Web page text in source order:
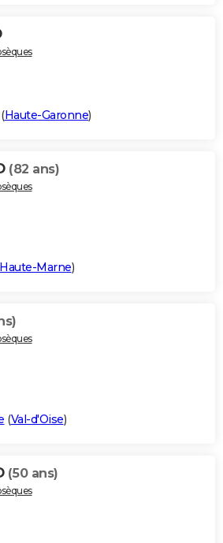
(Haute-Garonne)
(82 ans)
Haute-Marne)
(Val-d'Oise)
(50 ans)